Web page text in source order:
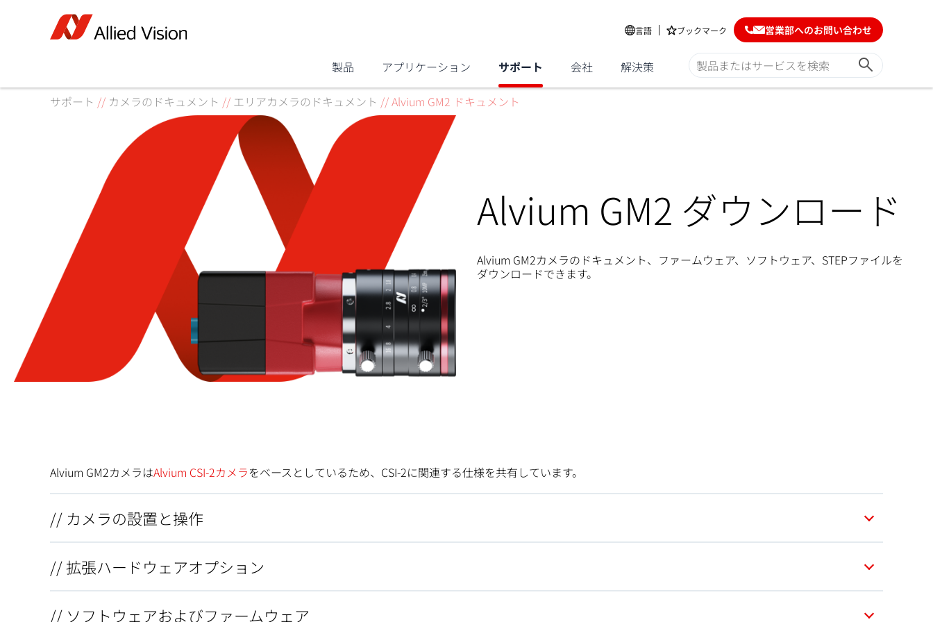
言語 ブックマーク 営業部へのお問い合わせ
製品 アプリケーション サポート 会社 解決策
サポート // カメラのドキュメント // エリアカメラのドキュメント //Alvium GM2 ドキュメント
Alvium GM2 ダウンロード
Alvium GM2カメラのドキュメント、ファームウェア、ソフトウェア、STEPファイルを
ダウンロードできます。
Alvium GM2カメラはAlvium CSI-2カメラをベースとしているため、CSI-2に関連する仕様を共有しています。
// カメラの設置と操作
// 拡張ハードウェアオプション
// ソフトウェアおよびファームウェア